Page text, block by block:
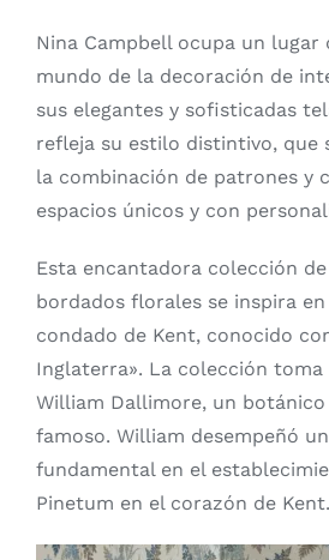
Nina Campbell ocupa un lugar
mundo de la decoración de
sus elegantes y sofisticadas
refleja su estilo distintivo, que
la combinación de patrones y
espacios únicos y con
Esta encantadora colección
bordados florales se inspira
condado de Kent, conocido
Inglaterra». La colección
William Dallimore, un
famoso. William desempeñó
fundamental en el
Pinetum en el corazón de Kent.